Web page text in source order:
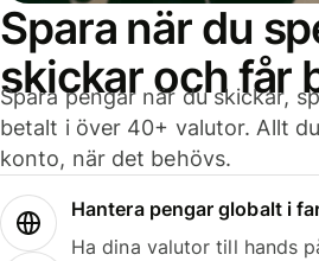
Spara när du
skickar och får
Spara pengar när du skickar,
betalt i över 40+ valutor. Allt
konto, när det behövs.
Hantera pengar globalt i
Ha dina valutor till hands